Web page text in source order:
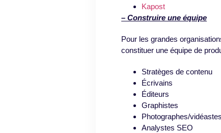
Kapost
– Construire une équipe
Pour les grandes
constituer une équipe de
Stratèges de contenu
Écrivains
Éditeurs
Graphistes
Photographes/vidéastes
Analystes SEO